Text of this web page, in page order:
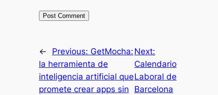
← Previous: GetMocha:
la herramienta de
inteligencia artificial que
promete crear apps sin
Next:
Calendario
Laboral de
Barcelona